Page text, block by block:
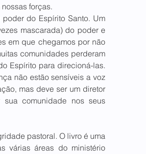
forças.
do Espírito Santo. Um
mascarada) do poder e
em que chegamos por não
comunidades perderam
Espírito para direcioná-las.
não estão sensíveis a voz
mas deve ser um diretor
comunidade nos seus
pastoral. O livro é uma
várias áreas do ministério